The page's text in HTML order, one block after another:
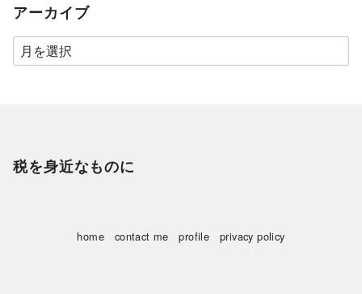
アーカイブ
税を身近なものに
home contact me profile privacy policy